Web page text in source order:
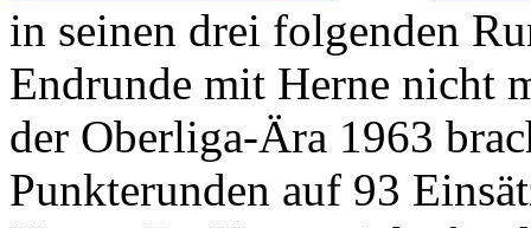
in seinen drei folgenden
Endrunde mit Herne nicht
der Oberliga-Ära 1963
Punkterunden auf 93